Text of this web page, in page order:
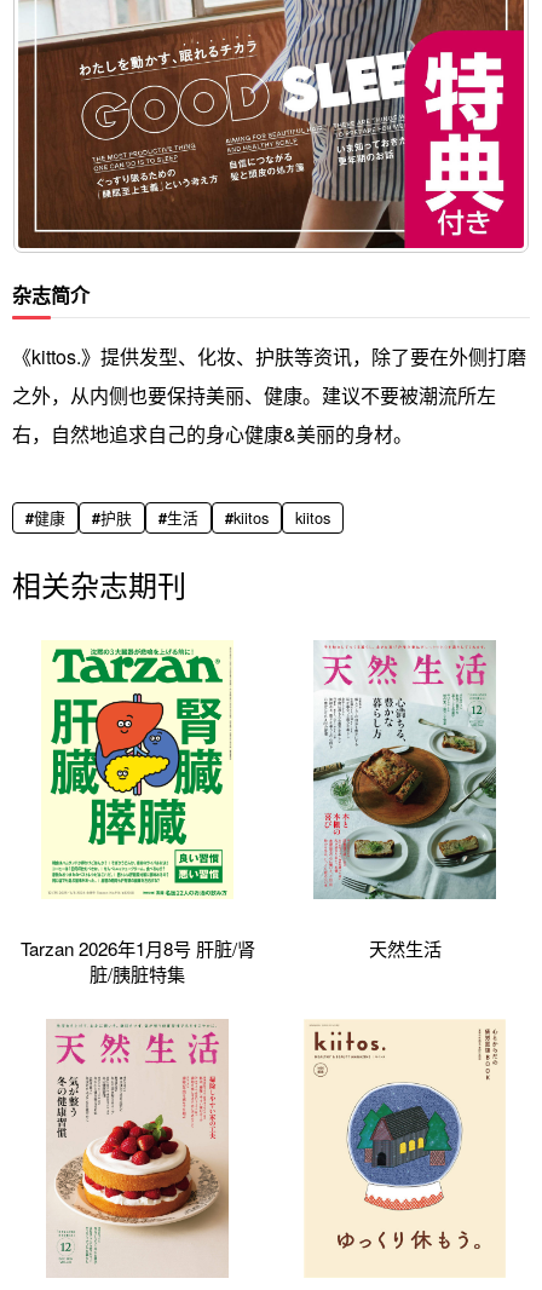
杂志简介
《kittos.》提供发型、化妆、护肤等资讯，除了要在外侧打磨
之外，从内侧也要保持美丽、健康。建议不要被潮流所左
右，自然地追求自己的身心健康&美丽的身材。
健康 护肤 生活 kiitos kiitos
相关杂志期刊
Tarzan 2026年1月8号 肝脏/肾
脏/胰脏特集
天然生活